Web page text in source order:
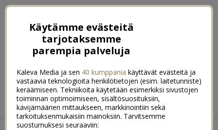
ETUSIVU RUOKA
HYVINVOINTI
KOTI & SISUSTUS
LIFESTYLE
Käytämme evästeitä
tarjotaksemme
parempia palveluja
Kaleva Media ja sen 40 kumppania käyttävät evästeitä ja
vastaavia teknologioita henkilötietojen (esim. laitetunniste)
keräämiseen. Tekniikoita käytetään esimerkiksi sivustojen
toiminnan optimoimiseen, sisältösuosituksiin,
kävijämäärien mittaukseen, markkinointiin sekä
tarkoituksenmukaisiin mainoksiin. Tarvitsemme
suostumuksesi seuraaviin: